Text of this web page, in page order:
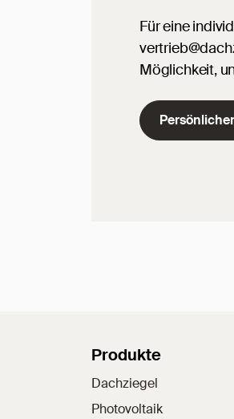
Für eine
Möglichkeit,
Sitemap
Produkte
Dachziegel
Photovoltaik